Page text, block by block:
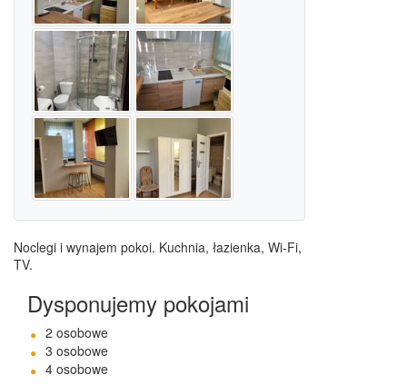
Noclegi i wynajem pokoi. Kuchnia, łazienka, Wi-Fi,
TV.
Dysponujemy pokojami
2 osobowe
3 osobowe
4 osobowe